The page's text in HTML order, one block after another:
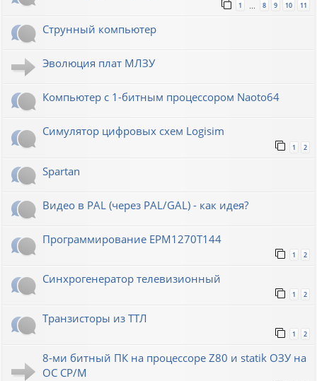
1 … 8 9 10 11
Струнный компьютер
Эволюция плат МЛЗУ
Компьютер с 1-битным процессором Naoto64
Симулятор цифровых схем Logisim
1 2
Spartan
Видео в PAL (через PAL/GAL) - как идея?
Программирование EPM1270T144
1 2
Синхрогенератор телевизионный
1 2
Транзисторы из ТТЛ
1 2
8-ми битный ПК на процессоре Z80 и statik ОЗУ на
ОС СР/М